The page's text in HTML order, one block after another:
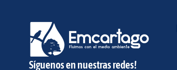
Síguenos en nuestras redes!